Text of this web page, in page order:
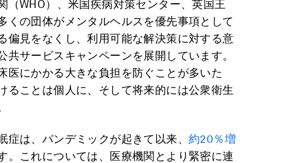
（WHO）、米国疾病対策センター、英国王
くの団体がメンタルヘルスを優先事項として
偏見をなくし、利用可能な解決策に対する意
サービスキャンペーンを展開しています。
医にかかる大きな負担を防ぐことが多いた
ることは個人に、そして将来的には公衆衛生
は、パンデミックが起きて以来、 約20％増
。これについては、医療機関とより緊密に連